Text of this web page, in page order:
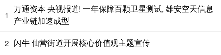
1
万通资本 央视报道! 一年保障百颗卫星测试, 雄安空天信息
产业链加速成型
2 闪牛 仙营街道开展核心价值观主题宣传